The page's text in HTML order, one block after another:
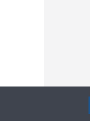
والسياسية
التطبيقية
في
مؤهل
في مستوى
مؤهل